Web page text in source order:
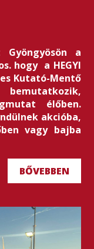
a
hogy a HEGYI
Kutató-Mentő
bemutatkozik,
élőben.
akcióba,
vagy bajba
BŐVEBBEN